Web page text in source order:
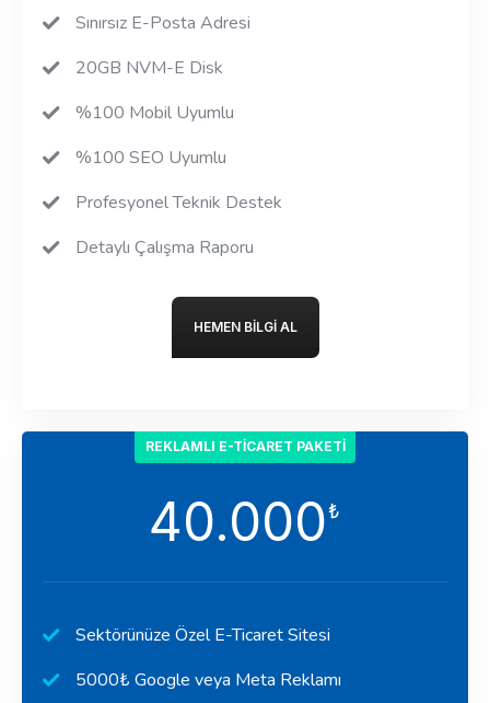
Sınırsız E-Posta Adresi
20GB NVM-E Disk
%100 Mobil Uyumlu
%100 SEO Uyumlu
Profesyonel Teknik Destek
Detaylı Çalışma Raporu
HEMEN BILGI AL
REKLAMLI E-TICARET PAKETI
40.000₺
Sektörünüze Özel E-Ticaret Sitesi
5000₺ Google veya Meta Reklamı